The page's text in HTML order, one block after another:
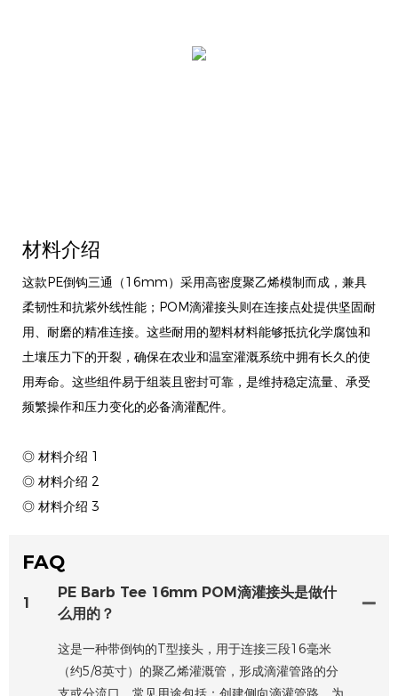
材料介绍
这款PE倒钩三通（16mm）采用高密度聚乙烯模制而成，兼具
柔韧性和抗紫外线性能；POM滴灌接头则在连接点处提供坚固耐
用、耐磨的精准连接。这些耐用的塑料材料能够抵抗化学腐蚀和
土壤压力下的开裂，确保在农业和温室灌溉系统中拥有长久的使
用寿命。这些组件易于组装且密封可靠，是维持稳定流量、承受
频繁操作和压力变化的必备滴灌配件。
◎ 材料介绍 1
◎ 材料介绍 2
◎ 材料介绍 3
FAQ
1
PE Barb Tee 16mm POM滴灌接头是做什
么用的？
这是一种带倒钩的T型接头，用于连接三段16毫米
（约5/8英寸）的聚乙烯灌溉管，形成滴灌管路的分